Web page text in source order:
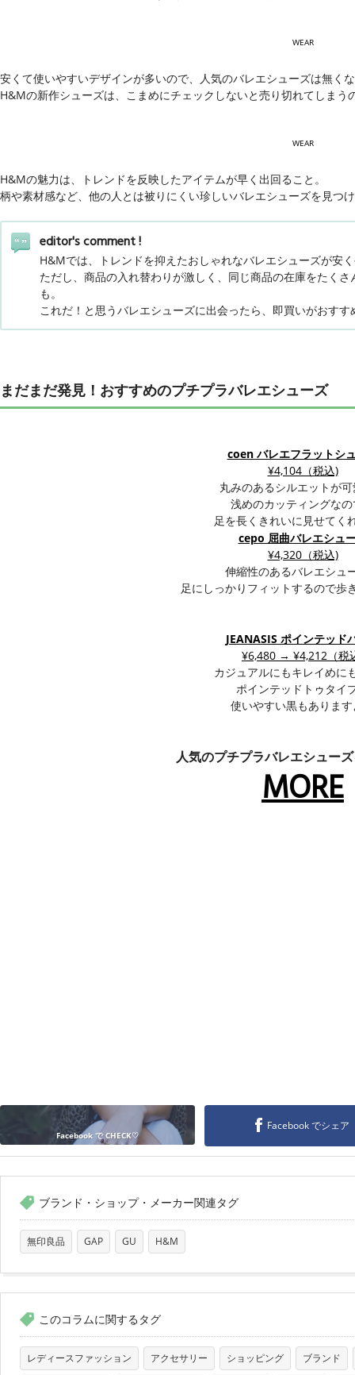
WEAR
安くて使いやすいデザインが多いので、人気のバレエシューズは無く
H&Mの新作シューズは、こまめにチェックしないと売り切れてしまう
WEAR
H&Mの魅力は、トレンドを反映したアイテムが早く出回ること。
柄や素材感など、他の人とは被りにくい珍しいバレエシューズを見つ
editor's comment !
H&Mでは、トレンドを抑えたおしゃれなバレエシューズが安
ただし、商品の入れ替わりが激しく、同じ商品の在庫をたく
も。
これだ！と思うバレエシューズに出会ったら、即買いがおす
まだまだ発見！おすすめのプチプラバレエシューズ
coen バレエフラットシ
¥4,104（税込)
丸みのあるシルエットが
浅めのカッティングな
足を長くきれいに見せてく
cepo 屈曲バレエシュ
¥4,320（税込)
伸縮性のあるバレエシュ
足にしっかりフィットするので歩
JEANASIS ポインテッド
¥6,480 → ¥4,212（税
カジュアルにもキレイめに
ポインテッドトゥタイ
使いやすい黒もありま
人気のプチプラバレエシュー
MORE
Facebook で CHECK♡
Facebook でシェア
ブランド・ショップ・メーカー関連タグ
無印良品 GAP GU H&M
このコラムに関するタグ
レディースファッション アクセサリー ショッピング ブランド